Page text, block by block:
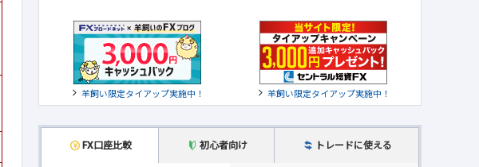
羊飼い限定タイアップ実施中！ 羊飼い限定タイアップ実施中！
FX口座比較 初心者向け トレードに使える